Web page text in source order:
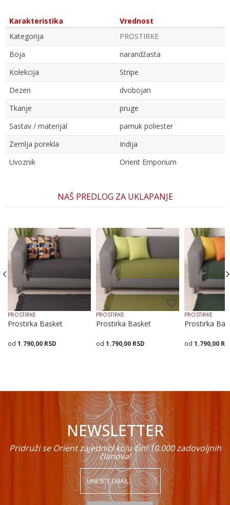
Karakteristika
Vrednost
Kategorija
PROSTIRKE
Boja
narandžasta
Kolekcija
Stripe
Dezen
dvobojan
Tkanje
pruge
Sastav / materijal
pamuk poliester
Zemlja porekla
Indija
Uvoznik
Orient Emporium
Poruka
POŠALJI
NAŠ PREDLOG ZA UKLAPANJE
PROSTIRKE
Prostirka Basket
1.790,00 RSD
70X200
PROSTIRKE
Prostirka Basket
1.790,00 RSD
70X7070X16070X200
PROSTIRKE
Prostirka
1.790,00
NEWSLETTER
Pridruži se Orient zajednici koju čini 10.000 zadovoljnih
članova!